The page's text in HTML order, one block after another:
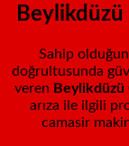
Beylikdüzü
Sahip
doğrultusunda
veren Beylikdüzü
arıza ile ilgili
camasir